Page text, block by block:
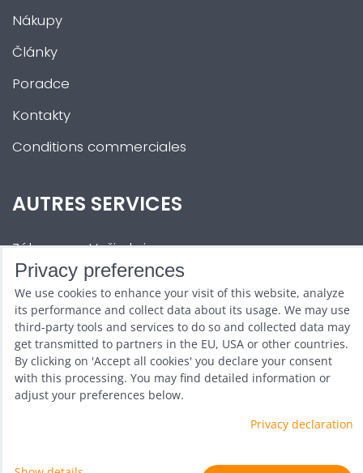
Nákupy
Články
Poradce
Kontakty
Conditions commerciales
AUTRES SERVICES
Zábava na Vaši akci
Půjčovna
Promotéři
Kurzy a setkání
Velkoobchod
Nabídka práce
Privacy preferences
We use cookies to enhance your visit of this website, analyze
its performance and collect data about its usage. We may use
third-party tools and services to do so and collected data may
get transmitted to partners in the EU, USA or other countries.
By clicking on 'Accept all cookies' you declare your consent
with this processing. You may find detailed information or
adjust your preferences below.
Privacy declaration